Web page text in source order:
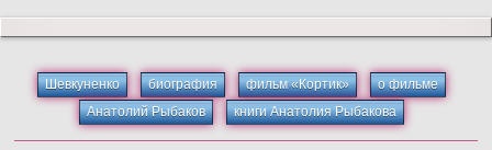
Шевкуненко биография фильм «Кортик»
о фильме
Анатолий Рыбаков
книги Анатолия Рыбакова